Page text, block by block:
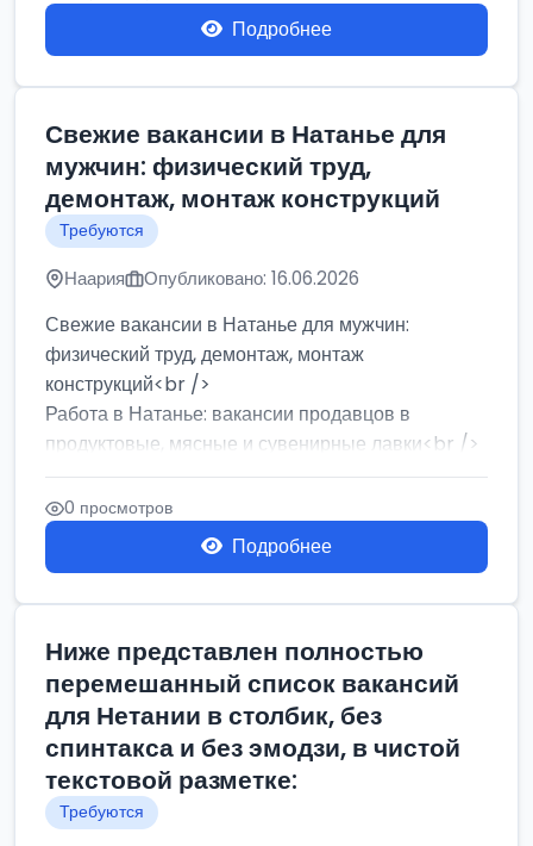
Подробнее
Свежие вакансии в Натанье для
мужчин: физический труд,
демонтаж, монтаж конструкций
Требуются
Наария Опубликовано: 16.06.2026
Свежие вакансии в Натанье для мужчин:
физический труд, демонтаж, монтаж
конструкций<br />
Работа в Натанье: вакансии продавцов в
продуктовые, мясные и сувенирные лавки<br />
Разнорабочий на сборку м...
0 просмотров
Подробнее
Ниже представлен полностью
перемешанный список вакансий
для Нетании в столбик, без
спинтакса и без эмодзи, в чистой
текстовой разметке:
Требуются